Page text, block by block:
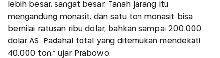
lebih besar, sangat besar. Tanah jarang itu
mengandung monasit, dan satu ton monasit bisa
bernilai ratusan ribu dolar, bahkan sampai 200.000
dolar AS. Padahal total yang ditemukan mendekati
40.000 ton,” ujar Prabowo.